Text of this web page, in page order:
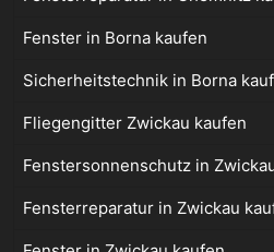
Fenster in Borna kaufen
Sicherheitstechnik in Borna
Fliegengitter Zwickau kaufen
Fenstersonnenschutz in
Fensterreparatur in Zwickau